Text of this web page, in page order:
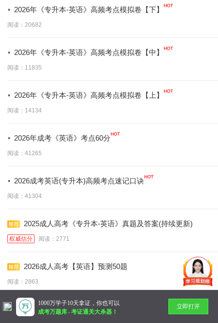
· 2026年《专升本-英语》高频考点模拟卷【下】
阅读：20682
· 2026年《专升本-英语》高频考点模拟卷【中】
阅读：11835
· 2026年《专升本-英语》高频考点模拟卷【上】
阅读：14134
· 2026年成考《英语》考点60分
阅读：41265
· 2026成考英语(专升本)高频考点速记口诀
阅读：41304
2025成人高考《专升本-英语》真题及答案(持续更新)
权威估分 阅读：2771
2026成人高考【英语】预测50题
阅读：2863
暂无更多
1000万学子10天拿证，你也可以
成考万题库-考证通关大杀器！
立即打开